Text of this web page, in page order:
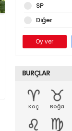
SP
Diğer
Oy ver
BURÇLAR
Koç Boğa